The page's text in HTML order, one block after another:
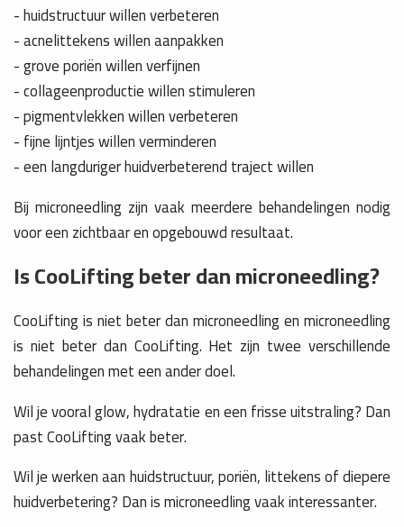
- huidstructuur willen verbeteren
- acnelittekens willen aanpakken
- grove poriën willen verfijnen
- collageenproductie willen stimuleren
- pigmentvlekken willen verbeteren
- fijne lijntjes willen verminderen
- een langduriger huidverbeterend traject willen
Bij microneedling zijn vaak meerdere behandelingen nodig
voor een zichtbaar en opgebouwd resultaat.
Is CooLifting beter dan microneedling?
CooLifting is niet beter dan microneedling en microneedling
is niet beter dan CooLifting. Het zijn twee verschillende
behandelingen met een ander doel.
Wil je vooral glow, hydratatie en een frisse uitstraling? Dan
past CooLifting vaak beter.
Wil je werken aan huidstructuur, poriën, littekens of diepere
huidverbetering? Dan is microneedling vaak interessanter.